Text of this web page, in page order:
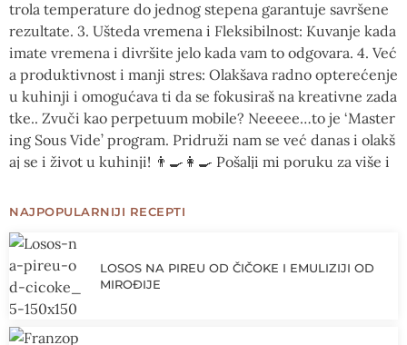
NAJPOPULARNIJI RECEPTI
LOSOS NA PIREU OD ČIČOKE I EMULIZIJI OD
MIROĐIJE